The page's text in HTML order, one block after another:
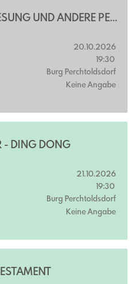
THOMAS RAAB - VERLESUNG UND ANDERE PEINLICHKEITEN
20.10.2026
19:30
Burg Perchtoldsdorf
Keine Angabe
- DING DONG
21.10.2026
19:30
Burg Perchtoldsdorf
Keine Angabe